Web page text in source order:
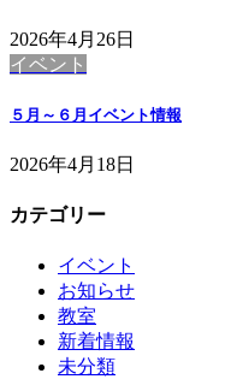
2026年4月26日
イベント
５月～６月イベント情報
2026年4月18日
カテゴリー
イベント
お知らせ
教室
新着情報
未分類